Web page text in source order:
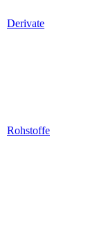
Derivate
Rohstoffe